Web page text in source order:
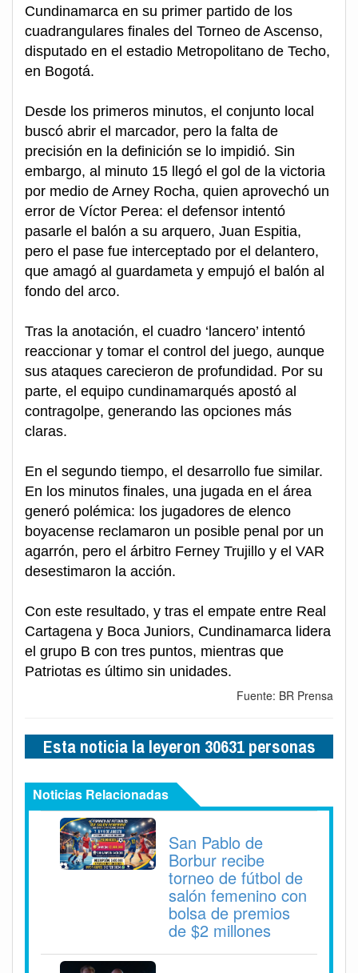
Cundinamarca en su primer partido de los
cuadrangulares finales del Torneo de Ascenso,
disputado en el estadio Metropolitano de Techo,
en Bogotá.
Desde los primeros minutos, el conjunto local
buscó abrir el marcador, pero la falta de
precisión en la definición se lo impidió. Sin
embargo, al minuto 15 llegó el gol de la victoria
por medio de Arney Rocha, quien aprovechó un
error de Víctor Perea: el defensor intentó
pasarle el balón a su arquero, Juan Espitia,
pero el pase fue interceptado por el delantero,
que amagó al guardameta y empujó el balón al
fondo del arco.
Tras la anotación, el cuadro ‘lancero’ intentó
reaccionar y tomar el control del juego, aunque
sus ataques carecieron de profundidad. Por su
parte, el equipo cundinamarqués apostó al
contragolpe, generando las opciones más
claras.
En el segundo tiempo, el desarrollo fue similar.
En los minutos finales, una jugada en el área
generó polémica: los jugadores de elenco
boyacense reclamaron un posible penal por un
agarrón, pero el árbitro Ferney Trujillo y el VAR
desestimaron la acción.
Con este resultado, y tras el empate entre Real
Cartagena y Boca Juniors, Cundinamarca lidera
el grupo B con tres puntos, mientras que
Patriotas es último sin unidades.
Fuente: BR Prensa
Esta noticia la leyeron 30631 personas
Noticias Relacionadas
San Pablo de
Borbur recibe
torneo de fútbol de
salón femenino con
bolsa de premios
de $2 millones